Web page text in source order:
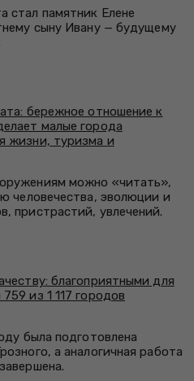
стал памятник Елене
сыну Ивану — будущему
бережное отношение к
малые города
жизни, туризма и
можно «читать»,
человечества, эволюции и
пристрастий, увлечений.
благоприятными для
из 1 117 городов
была подготовлена
а аналогичная работа